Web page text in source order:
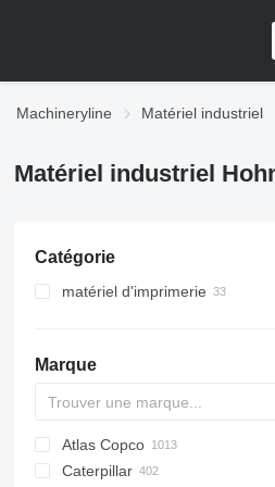
Machineryline Matériel industriel
Matériel industriel
Catégorie
matériel d'imprimerie
relieuses
massicots
piqueuses à fil métallique
Marque
PDS
APD
AB
Ensis
Pega
VZ
AG3
Atlas Copco
DrillAir
QAS
PDP
E-series
B-series
BM
GFS
VT
Rover
PA
Airpure
BySprint Fiber
CK
SR
Caterpillar